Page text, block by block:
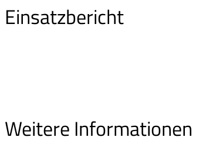
Einsatzbericht
Weitere Informationen